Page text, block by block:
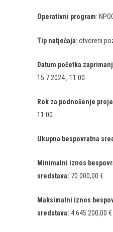
Operativni program:
Tip natječaja: otvoreni
Datum početka
15.7.2024., 11:00
Rok za podnošenje
11:00
Ukupna bespovratna
Minimalni iznos
sredstava: 70.000,00 €
Maksimalni iznos
sredstava: 4.645.200,00 €